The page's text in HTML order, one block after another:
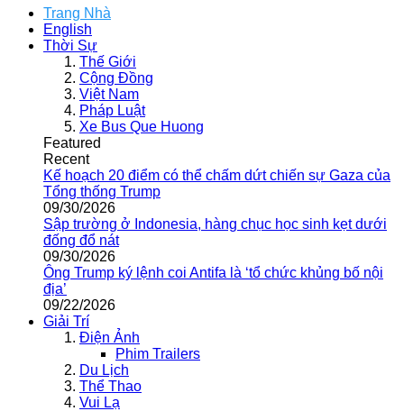
Trang Nhà
English
Thời Sự
Thế Giới
Cộng Đồng
Việt Nam
Pháp Luật
Xe Bus Que Huong
Featured
Recent
Kế hoạch 20 điểm có thể chấm dứt chiến sự Gaza của
Tổng thống Trump
09/30/2026
Sập trường ở Indonesia, hàng chục học sinh kẹt dưới
đống đổ nát
09/30/2026
Ông Trump ký lệnh coi Antifa là ‘tổ chức khủng bố nội
địa’
09/22/2026
Giải Trí
Điện Ảnh
Phim Trailers
Du Lịch
Thể Thao
Vui Lạ